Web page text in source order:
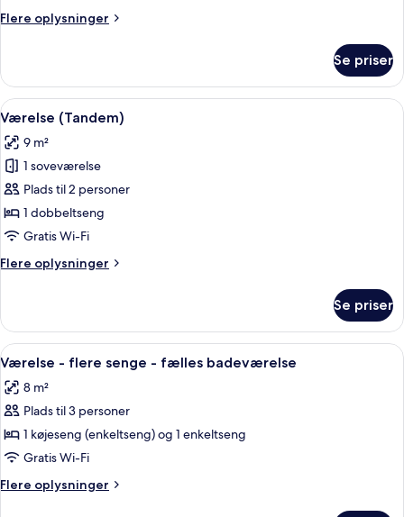
Flere oplysninger
Flere
(Side-
Car)
Se priser
Indlæs
alle
billeder
af
Værelse
(Tandem)
Et hotelværelse med seng, et
7
Værelse (Tandem)
9 m²
1 soveværelse
Plads til 2 personer
1 dobbeltseng
Gratis Wi-Fi
Flere oplysninger
Flere
(Tandem)
Se priser
Indlæs
alle
billeder
af
Værelse
-
flere
senge
Et soveværelse med køjeseng,
9
Værelse - flere senge - fælles badeværelse
8 m²
Plads til 3 personer
1 køjeseng (enkeltseng) og 1 enkeltseng
Gratis Wi-Fi
Flere oplysninger
Flere